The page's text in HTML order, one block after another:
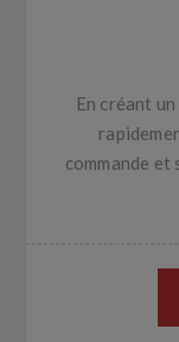
En créant
commande et